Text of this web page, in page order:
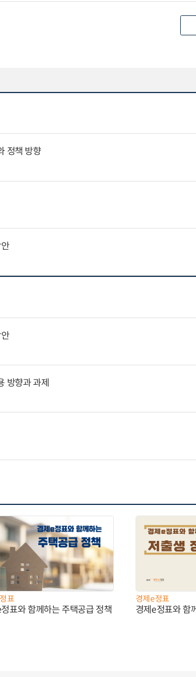
정책 방향
방향과 과제
표
표와 함께하는 주택공급 정책
경제e정표
경제e정표와 함